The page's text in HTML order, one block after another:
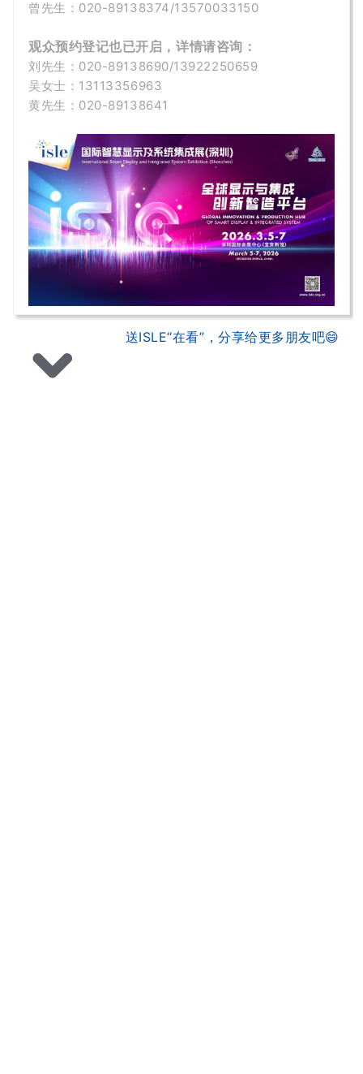
曾先生： 020-89138374/13570033150
观众预约登记也已开启，详情请咨询：
刘先生：020-89138690/13922250659
吴女士：13113356963
黄先生 ：020-89138641
送ISLE“在看”，分享给更多朋友吧😄